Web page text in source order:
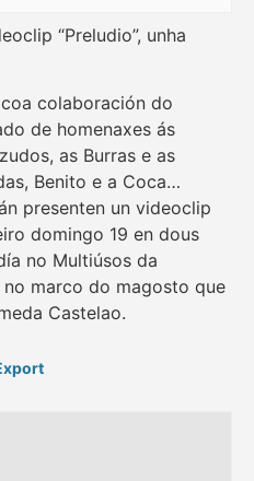
“Preludio”, unha
colaboración do
de homenaxes ás
as Burras e as
Benito e a Coca…
presenten un videoclip
domingo 19 en dous
no Multiúsos da
marco do magosto que
Castelao.